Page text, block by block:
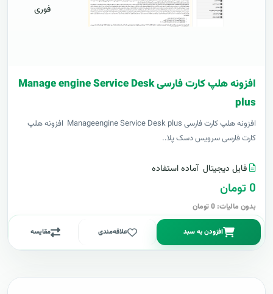
فوری
افزونه هلپ کارت فارسی Manage engine Service Desk
plus
افزونه هلپ کارت فارسی Manageengine Service Desk plus افزونه هلپ
کارت فارسی سرویس دسک پلا..
فایل دیجیتال آماده استفاده
0 تومان
بدون مالیات: 0 تومان
افزودن به سبد علاقه‌مندی مقایسه